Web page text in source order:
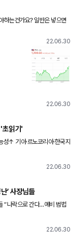
하는건가요? 일반은 넣으면
22.06.30
22.06.30
초읽기'
↑ 기아·르노코리아·한국지
, 협상 최종 결렬…파업시 日
22.06.30
’ 사장님들
나락으로 간다…예비 범법
각선 최저임금 인상의 ‘부작
22.06.30